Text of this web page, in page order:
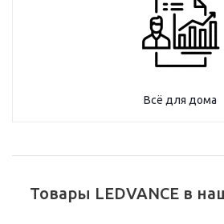
Всё для дома
Товары LEDVANCE в